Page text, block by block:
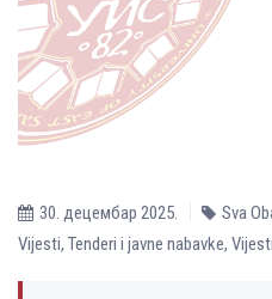
30. децембар 2025. Sva
Vijesti, Tenderi i javne nabavke,